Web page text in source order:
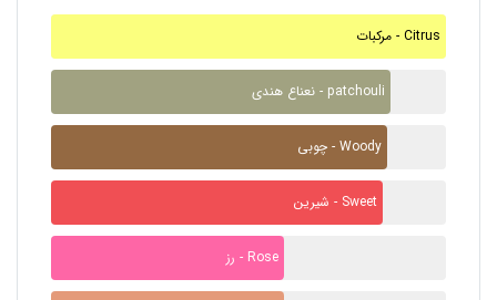
مرکبات - Citrus
نعناع هندی - patchouli
چوبی - Woody
شیرین - Sweet
رز - Rose